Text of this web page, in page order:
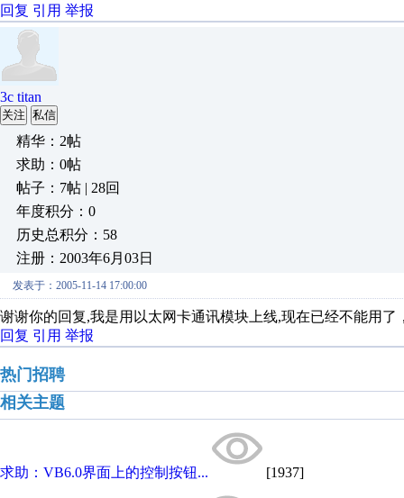
回复 引用 举报
3c titan
关注 私信
精华：2帖
求助：0帖
帖子：7帖 | 28回
年度积分：0
历史总积分：58
注册：2003年6月03日
发表于：2005-11-14 17:00:00
谢谢你的回复,我是用以太网卡通讯模块上线,现在已经不能用
回复 引用 举报
热门招聘
相关主题
求助：VB6.0界面上的控制按钮... [1937]